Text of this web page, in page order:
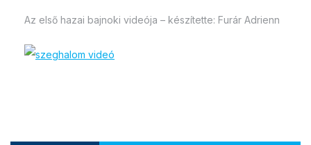
Az első hazai bajnoki videója – készítette: Furár Adrienn